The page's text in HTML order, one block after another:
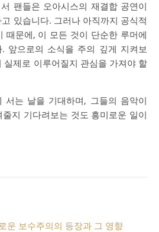
팬들은 오아시스의 재결합 공연이
있습니다. 그러나 아직까지 공식적
때문에, 이 모든 것이 단순한 루머에
앞으로의 소식을 주의 깊게 지켜보
실제로 이루어질지 관심을 가져야 할
서는 날을 기대하며, 그들의 음악이
지 기다려보는 것도 흥미로운 일이
운 보수주의의 등장과 그 영향